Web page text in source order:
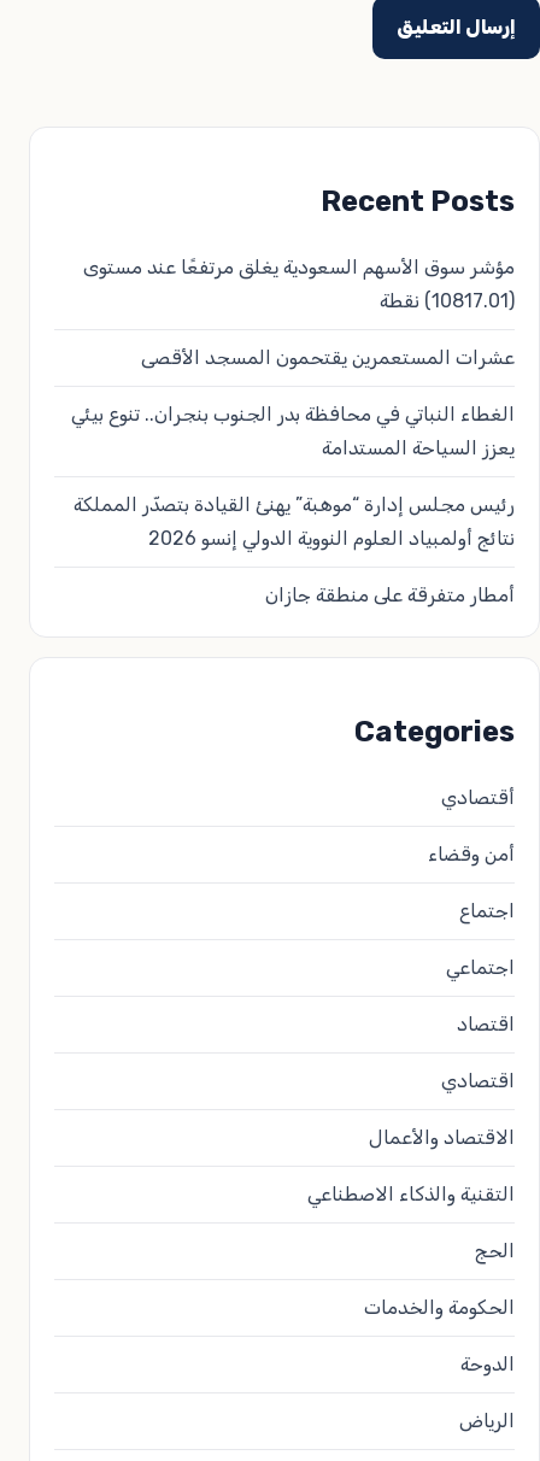
Recent Posts
مؤشر سوق الأسهم السعودية يغلق مرتفعًا عند مستوى
(10817.01) نقطة
عشرات المستعمرين يقتحمون المسجد الأقصى
الغطاء النباتي في محافظة بدر الجنوب بنجران.. تنوع بيئي
يعزز السياحة المستدامة
رئيس مجلس إدارة “موهبة” يهنئ القيادة بتصدّر المملكة
نتائج أولمبياد العلوم النووية الدولي إنسو 2026
أمطار متفرقة على منطقة جازان
Categories
أقتصادي
أمن وقضاء
اجتماع
اجتماعي
اقتصاد
اقتصادي
الاقتصاد والأعمال
التقنية والذكاء الاصطناعي
الحج
الحكومة والخدمات
الدوحة
الرياض